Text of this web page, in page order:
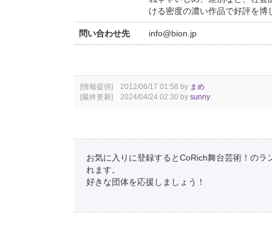
ける密度の濃い作品で好評を博
問い合わせ先 info@bion.jp
[情報提供] 2012/06/17 01:58 by まめ
[最終更新] 2024/04/24 02:30 by sunny
お気に入りに登録するとCoRich舞台芸術！のラ
れます。
好きな団体を応援しましょう！